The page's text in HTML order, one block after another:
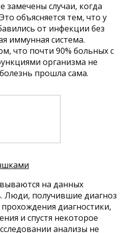
замечены случаи, когда
объясняется тем, что у
от инфекции без
иммунная система.
что почти 90% больных с
организма не
прошла сама.
на данных
Люди, получившие диагноз
диагностики,
и спустя некоторое
анализы не